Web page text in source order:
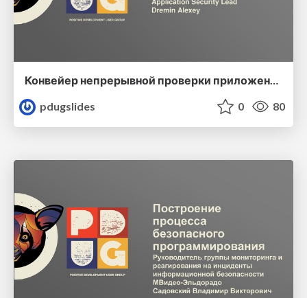
pdugslides
0 80